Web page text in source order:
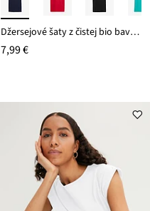
Džersejové šaty z čistej bio bavlny
7,99 €